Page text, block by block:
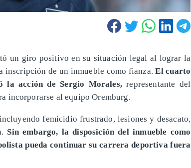
un giro positivo en su situación legal al lograr la
inscripción de un inmueble como fianza.El cuarto
la acción de Sergio Morales,representante del
incorporarse al equipo Oremburg.
femicidio frustrado, lesiones y desacato,
Sin embargo, la disposición del inmueble como
pueda continuar su carrera deportiva fuera